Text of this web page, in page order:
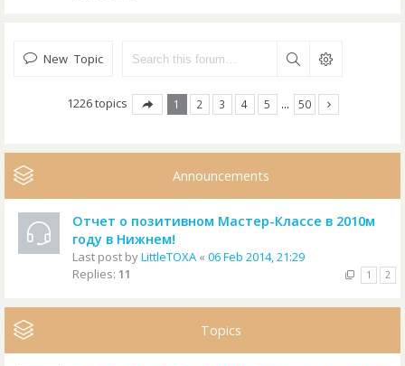
New Topic
1226 topics 1 2 3 4 5 … 50
Announcements
Отчет о позитивном Мастер-Классе в 2010м
году в Нижнем!
Last post byLittleTOXA « 06 Feb 2014, 21:29
Replies: 11 1 2
Topics